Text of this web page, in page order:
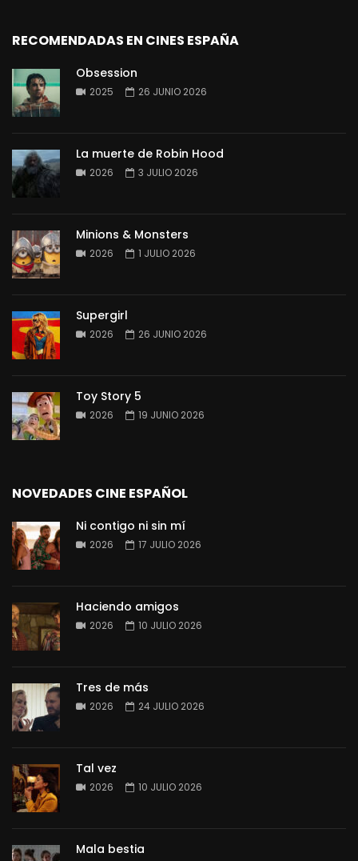
RECOMENDADAS EN CINES ESPAÑA
Obsession
2025 26 JUNIO 2026
La muerte de Robin Hood
2026 3 JULIO 2026
Minions & Monsters
2026 1 JULIO 2026
Supergirl
2026 26 JUNIO 2026
Toy Story 5
2026 19 JUNIO 2026
NOVEDADES CINE ESPAÑOL
Ni contigo ni sin mí
2026 17 JULIO 2026
Haciendo amigos
2026 10 JULIO 2026
Tres de más
2026 24 JULIO 2026
Tal vez
2026 10 JULIO 2026
Mala bestia